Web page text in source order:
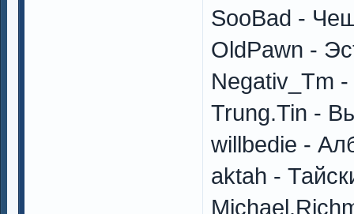
SooBad -
OldPawn -
Negativ_Tm
Trung.Tin -
willbedie -
aktah -